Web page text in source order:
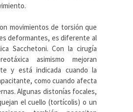
movimientos de torsión que
deformantes, es diferente al
Sacchetoni. Con la cirugía
asimismo mejoran
y está indicada cuando la
como cuando afecta
Algunas distonías focales,
el cuello (tortícolis) o un